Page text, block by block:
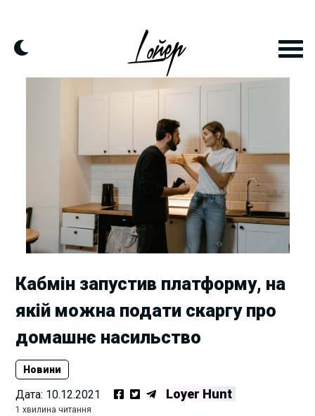
content
Кабмін запустив платформу, на
якій можна подати скаргу про
домашнє насильство
Новини
Дата: 10.12.2021 Loyer Hunt
1 хвилина читання